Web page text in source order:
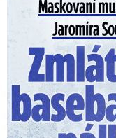
Maskovaní muži